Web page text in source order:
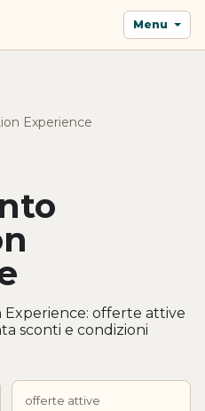
Menu
Experience
Experience: offerte attive
sconti e condizioni
offerte attive